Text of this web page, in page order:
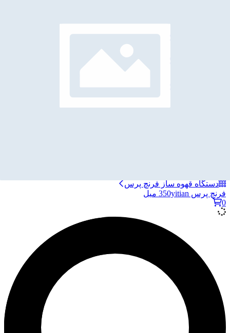
دستگاه قهوه ساز مسافرتی
دستگاه چای و دمنوش ساز
دستگاه قهوه ساز فرنچ پرس
فرنچ پرس 350yitian میل
0